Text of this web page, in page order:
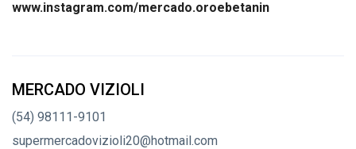
www.instagram.com/mercado.oroebetanin
MERCADO VIZIOLI
(54) 98111-9101
supermercadovizioli20@hotmail.com